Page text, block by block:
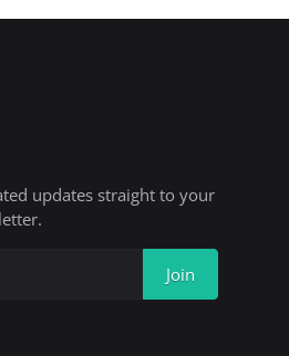
updates straight to your
Join